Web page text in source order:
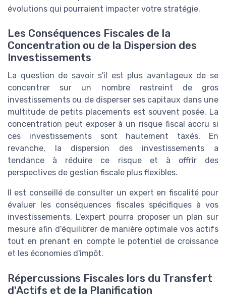
évolutions qui pourraient impacter votre stratégie.
Les Conséquences Fiscales de la
Concentration ou de la Dispersion des
Investissements
La question de savoir s'il est plus avantageux de se
concentrer sur un nombre restreint de gros
investissements ou de disperser ses capitaux dans une
multitude de petits placements est souvent posée. La
concentration peut exposer à un risque fiscal accru si
ces investissements sont hautement taxés. En
revanche, la dispersion des investissements a
tendance à réduire ce risque et à offrir des
perspectives de gestion fiscale plus flexibles.
Il est conseillé de consulter un expert en fiscalité pour
évaluer les conséquences fiscales spécifiques à vos
investissements. L'expert pourra proposer un plan sur
mesure afin d'équilibrer de manière optimale vos actifs
tout en prenant en compte le potentiel de croissance
et les économies d'impôt.
Répercussions Fiscales lors du Transfert
d'Actifs et de la Planification